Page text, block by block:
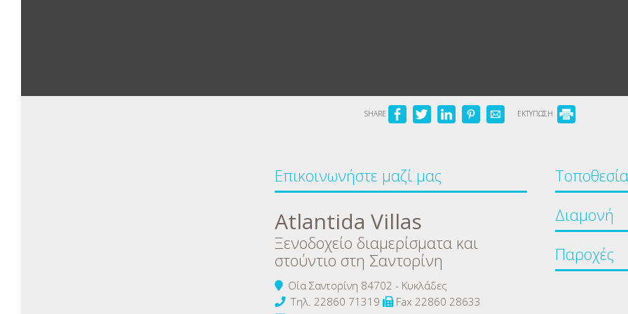
SHARE ΕΚΤΥΠΩΣΗ
Επικοινωνήστε μαζί μας
Atlantida Villas
Ξενοδοχείο διαμερίσματα και
στούντιο στη Σαντορίνη
Οία Σαντορίνη 84702 - Κυκλάδες
Τηλ. 22860 71319
Fax 22860 28633
Τοποθεσία
Διαμονή
Παροχές